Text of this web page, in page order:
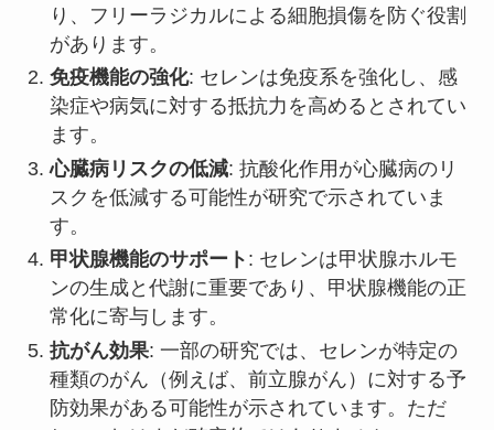
り、フリーラジカルによる細胞損傷を防ぐ役割
があります。
免疫機能の強化: セレンは免疫系を強化し、感
染症や病気に対する抵抗力を高めるとされてい
ます。
心臓病リスクの低減: 抗酸化作用が心臓病のリ
スクを低減する可能性が研究で示されていま
す。
甲状腺機能のサポート : セレンは甲状腺ホルモ
ンの生成と代謝に重要であり、甲状腺機能の正
常化に寄与します。
抗がん効果: 一部の研究では、セレンが特定の
種類のがん（例えば、前立腺がん）に対する予
防効果がある可能性が示されています。ただ